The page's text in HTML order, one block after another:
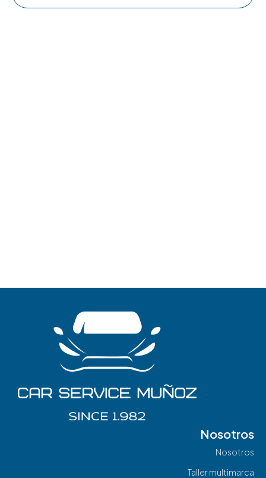
Nosotros
Nosotros
Taller multimarca